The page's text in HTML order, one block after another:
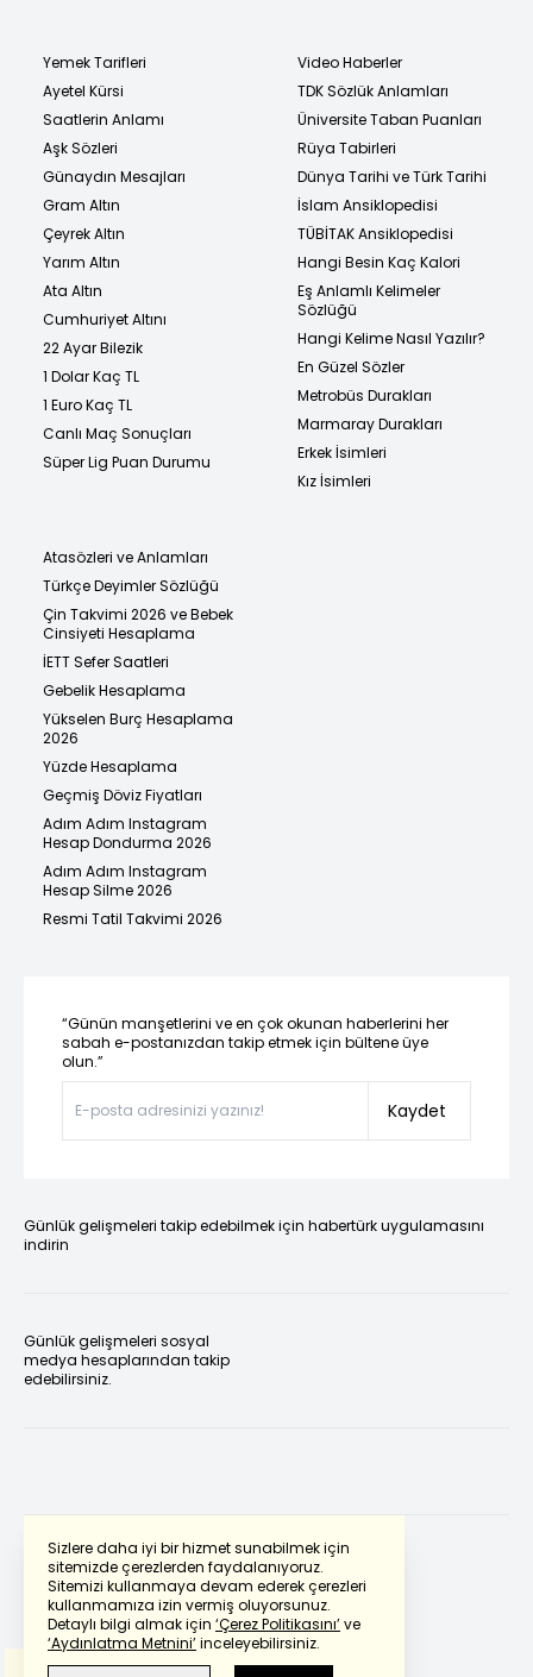
Sizlere daha iyi bir hizmet sunabilmek için
sitemizde çerezlerden faydalanıyoruz.
Sitemizi kullanmaya devam ederek çerezleri
kullanmamıza izin vermiş oluyorsunuz.
Detaylı bilgi almak için ‘Çerez Politikasını’ve
‘Aydınlatma Metnini’inceleyebilirsiniz.
Yemek Tarifleri
Ayetel Kürsi
Saatlerin Anlamı
Aşk Sözleri
Günaydın Mesajları
Gram Altın
Çeyrek Altın
Yarım Altın
Ata Altın
Cumhuriyet Altını
22 Ayar Bilezik
1 Dolar Kaç TL
1 Euro Kaç TL
Canlı Maç Sonuçları
Süper Lig Puan Durumu
Video Haberler
TDK Sözlük Anlamları
Üniversite Taban Puanları
Rüya Tabirleri
Dünya Tarihi ve Türk Tarihi
İslam Ansiklopedisi
TÜBİTAK Ansiklopedisi
Hangi Besin Kaç Kalori
Eş Anlamlı Kelimeler
Sözlüğü
Hangi Kelime Nasıl Yazılır?
En Güzel Sözler
Metrobüs Durakları
Marmaray Durakları
Erkek İsimleri
Kız İsimleri
Atasözleri ve Anlamları
Türkçe Deyimler Sözlüğü
Çin Takvimi 2026 ve Bebek
Cinsiyeti Hesaplama
İETT Sefer Saatleri
Gebelik Hesaplama
Yükselen Burç Hesaplama
2026
Yüzde Hesaplama
Geçmiş Döviz Fiyatları
Adım Adım Instagram
Hesap Dondurma 2026
Adım Adım Instagram
Hesap Silme 2026
Resmi Tatil Takvimi 2026
“Günün manşetlerini ve en çok okunan haberlerini her
sabah e-postanızdan takip etmek için bültene üye
olun.”
Kaydet
Günlük gelişmeleri takip edebilmek için habertürk uygulamasını
indirin
Günlük gelişmeleri sosyal
medya hesaplarından takip
edebilirsiniz.
Powered by Translate
Bu çevirideGoogle Transletekullanılmıştır.